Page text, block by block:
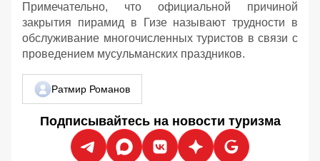
Примечательно, что официальной причиной
закрытия пирамид в Гизе называют трудности в
обслуживание многочисленных туристов в связи с
проведением мусульманских праздников.
Ратмир Романов
Подписывайтесь на новости туризма